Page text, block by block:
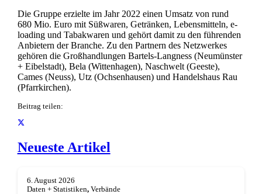
Die Gruppe erzielte im Jahr 2022 einen Umsatz von rund
680 Mio. Euro mit Süßwaren, Getränken, Lebensmitteln, e-
loading und Tabakwaren und gehört damit zu den führenden
Anbietern der Branche. Zu den Partnern des Netzwerkes
gehören die Großhandlungen Bartels-Langness (Neumünster
+ Eibelstadt), Bela (Wittenhagen), Naschwelt (Geeste),
Cames (Neuss), Utz (Ochsenhausen) und Handelshaus Rau
(Pfarrkirchen).
Beitrag teilen:
Neueste Artikel
6. August 2026
Daten + Statistiken, Verbände